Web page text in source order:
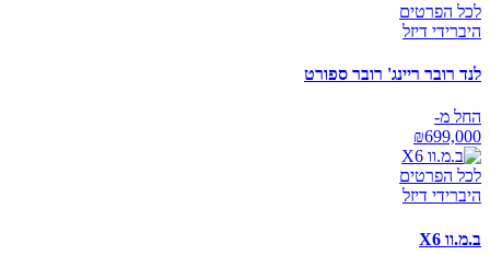
לכל הפרטים
היברידי דיזל
לנד רובר ריינג' רובר ספורט
החל מ-
₪699,000
לכל הפרטים
היברידי דיזל
ב.מ.וו X6